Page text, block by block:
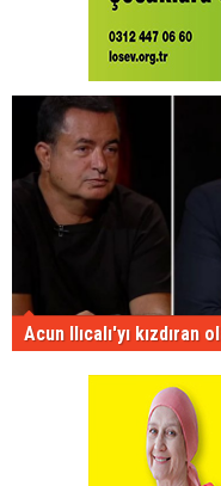
Acun Ilıcalı'yı kızdıran